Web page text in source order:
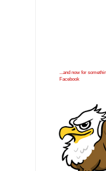
...and now for
Facebook